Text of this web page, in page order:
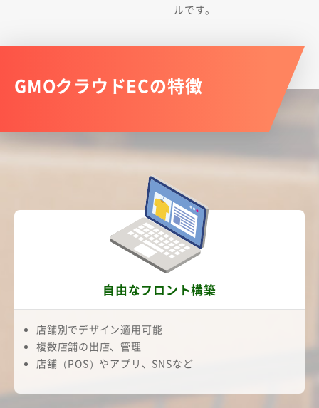
ルです。
GMOクラウドECの特徴
自由なフロント構築
店舗別でデザイン適用可能
複数店舗の出店、管理
店舗（POS）やアプリ、SNSなど